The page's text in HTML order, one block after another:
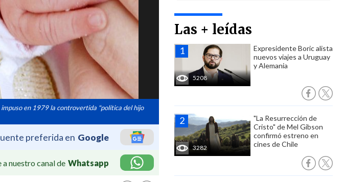
en 1979 la controvertida "política del hijo
preferida en Google
a nuestro canal de Whatsapp
Las + leídas
5208
Expresidente Boric alista
nuevos viajes a Uruguay
y Alemania
3282
"La Resurrección de
Cristo" de Mel Gibson
confirmó estreno en
cines de Chile